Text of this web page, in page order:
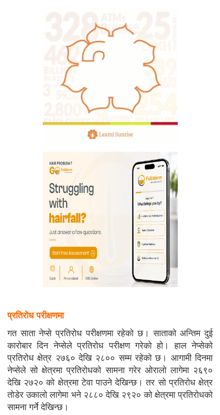
प्रतिरोध परीक्षणमा
गत साता नेप्से प्रतिरोध परीक्षणमा रहेको छ। साताको अन्तिम दुई
कारोबार दिन नेप्सेले प्रतिरोध परीक्षण गरेको हो। हाल नेप्सेको
प्रतिरोध क्षेत्र २७६० देखि २८०० सम्म रहेको छ। आगामी दिनमा
नेप्सेले सो क्षेत्रमा प्रतिरोधको सामना गरेर ओरालो लागेमा २६९०
देखि २७२० को क्षेत्रमा टेवा पाउने देखिन्छ। तर सो प्रतिरोध क्षेत्र
तोडेर उकालो लागेमा भने २८८० देखि २९२० को क्षेत्रमा प्रतिरोधको
सामना गर्ने देखिन्छ।